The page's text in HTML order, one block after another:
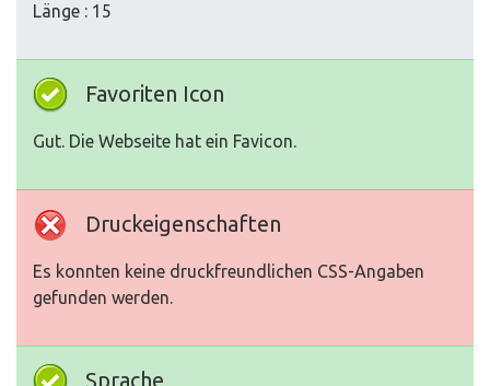
Länge : 15
Favoriten Icon
Gut. Die Webseite hat ein Favicon.
Druckeigenschaften
Es konnten keine druckfreundlichen CSS-Angaben
gefunden werden.
Sprache